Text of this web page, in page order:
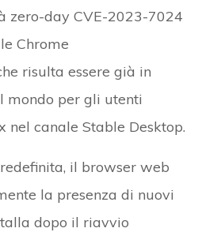
zero-day CVE-2023-7024
Chrome
risulta essere già in
mondo per gli utenti
nel canale Stable Desktop.
il browser web
la presenza di nuovi
dopo il riavvio